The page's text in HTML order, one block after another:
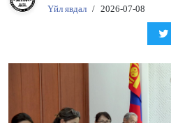
Үйл явдал / 2026-07-08